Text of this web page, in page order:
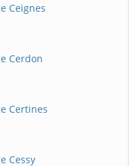
Ceignes
Cerdon
Certines
Cessy